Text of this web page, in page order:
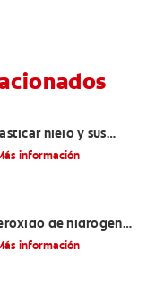
hielo y sus
información
de hidrógeno
dientes y encías
información